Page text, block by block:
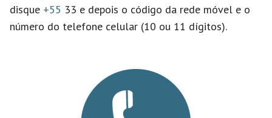
disque +55 33 e depois o código da rede móvel e o
número do telefone celular (10 ou 11 dígitos).